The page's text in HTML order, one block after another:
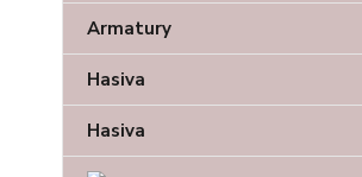
Armatury
Hasiva
Hasiva